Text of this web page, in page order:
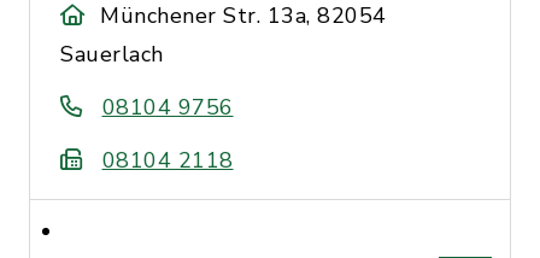
Münchener Str. 13a, 82054
Sauerlach
08104 9756
08104 2118